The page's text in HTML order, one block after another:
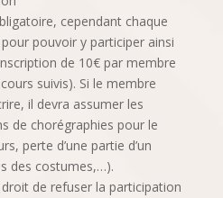
cependant chaque
pouvoir y participer ainsi
de 10€ par membre
suivis). Si le membre
il devra assumer les
de chorégraphies pour le
perte d’une partie d’un
des costumes,…).
de refuser la participation